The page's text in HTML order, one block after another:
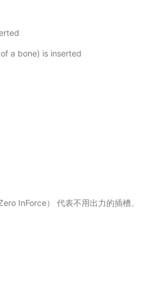
a bone) is inserted
InForce） 代表不用出力的插槽。